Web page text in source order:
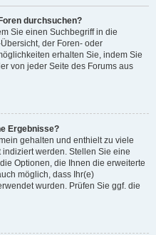
durchsuchen?
Sie einen Suchbegriff in die
der Foren- oder
erhalten Sie, indem Sie
von jeder Seite des Forums aus
Ergebnisse?
gehalten und enthielt zu viele
werden. Stellen Sie eine
Optionen, die Ihnen die erweiterte
möglich, dass Ihr(e)
wurden. Prüfen Sie ggf. die